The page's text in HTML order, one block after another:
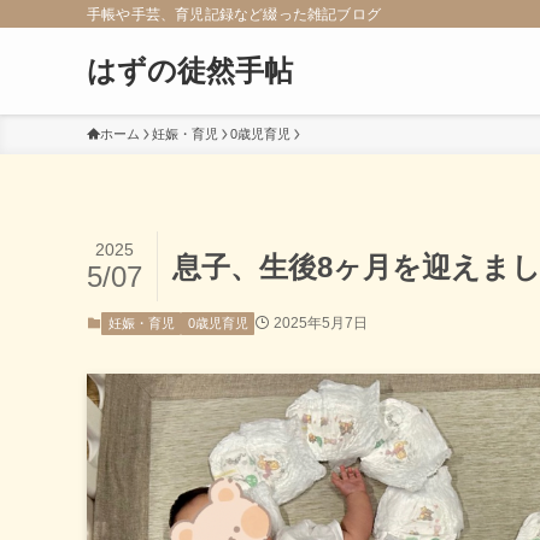
手帳や手芸、育児記録など綴った雑記ブログ
はずの徒然手帖
ホーム 妊娠・育児 0歳児育児
息子、生後8ヶ月を迎えま
2025
5/07
妊娠・育児 0歳児育児 2025年5月7日